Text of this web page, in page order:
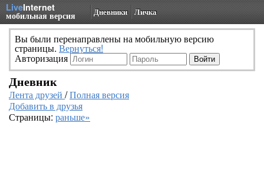
LiveInternet
мобильная версия Дневники Личка
Вы были перенаправлены на мобильную версию
страницы. Вернуться!
Авторизация
Дневник
Лента друзей /Полная версия
Добавить в друзья
Страницы: раньше»